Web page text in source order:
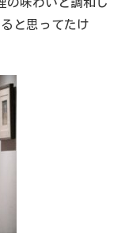
と思ってたけ